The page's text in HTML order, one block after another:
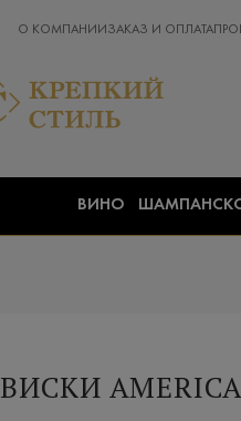
О КОМПАНИИ ЗАКАЗ И ОПЛАТА
ВИНО
ВИСКИ